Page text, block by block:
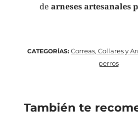
de arneses artesanales
CATEGORÍAS: Correas, Collares y
perros
También te